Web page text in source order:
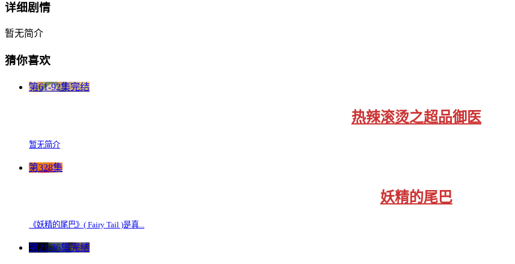
详细剧情
暂无简介
猜你喜欢
第61-92集完结
热辣滚烫之超品御医
暂无简介
第328集
妖精的尾巴
《妖精的尾巴》( Fairy Tail )是真...
第21-36集完结